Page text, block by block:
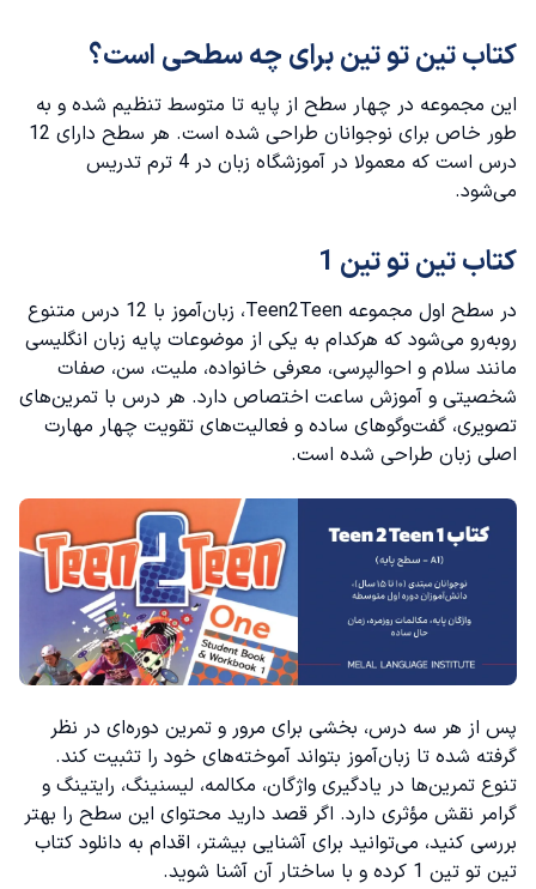
کتاب تین تو تین برای چه سطحی است؟
این مجموعه در چهار سطح از پایه تا متوسط تنظیم شده و به
طور خاص برای نوجوانان طراحی شده است. هر سطح دارای 12
درس است که معمولا در آموزشگاه زبان
در 4 ترم تدریس
می‌شود.
کتاب تین تو تین 1
در سطح اول مجموعه Teen2Teen، زبان‌آموز با 12 درس متنوع
روبه‌رو می‌شود که هرکدام به یکی از موضوعات پایه زبان انگلیسی
مانند سلام و احوالپرسی، معرفی خانواده، ملیت، سن، صفات
شخصیتی و آموزش ساعت اختصاص دارد. هر درس با تمرین‌های
تصویری، گفت‌وگوهای ساده و فعالیت‌های تقویت چهار مهارت
اصلی زبان طراحی شده است.
پس از هر سه درس، بخشی برای مرور و تمرین دوره‌ای در نظر
گرفته شده تا زبان‌آموز بتواند آموخته‌های خود را تثبیت کند.
تنوع تمرین‌ها در یادگیری واژگان، مکالمه، لیسنینگ، رایتینگ و
گرامر نقش مؤثری دارد. اگر قصد دارید محتوای این سطح را بهتر
بررسی کنید، می‌توانید برای آشنایی بیشتر، اقدام به دانلود کتاب
تین تو تین 1 کرده و با ساختار آن آشنا شوید.